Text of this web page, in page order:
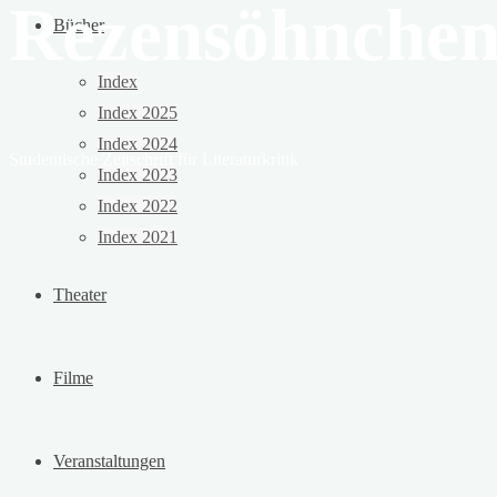
Bücher
Index
Index 2025
Index 2024
Index 2023
Index 2022
Index 2021
Theater
Filme
Veranstaltungen